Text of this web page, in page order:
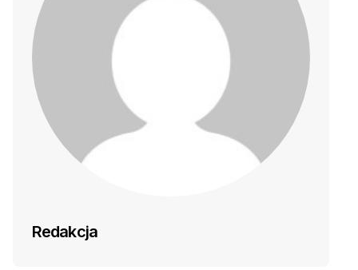
Redakcja